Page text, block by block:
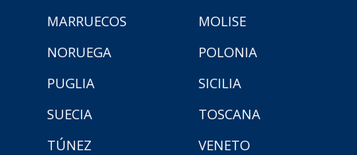
MARRUECOS
MOLISE
NORUEGA
POLONIA
PUGLIA
SICILIA
SUECIA
TOSCANA
TÚNEZ
VENETO